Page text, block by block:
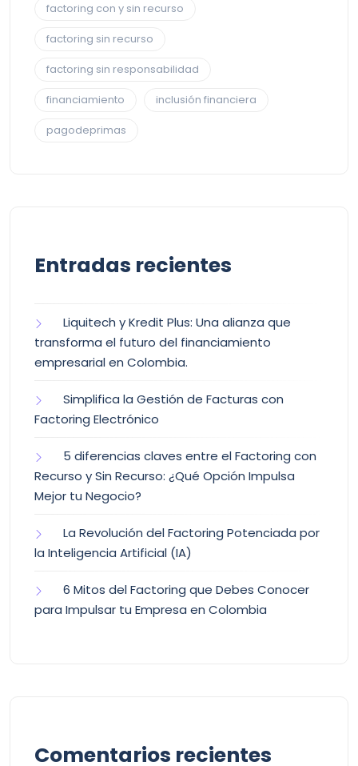
factoring con y sin recurso
factoring sin recurso
factoring sin responsabilidad
financiamiento
inclusión financiera
pagodeprimas
Entradas recientes
Liquitech y Kredit Plus: Una alianza que
transforma el futuro del financiamiento
empresarial en Colombia.
Simplifica la Gestión de Facturas con
Factoring Electrónico
5 diferencias claves entre el Factoring con
Recurso y Sin Recurso: ¿Qué Opción Impulsa
Mejor tu Negocio?
La Revolución del Factoring Potenciada por
la Inteligencia Artificial (IA)
6 Mitos del Factoring que Debes Conocer
para Impulsar tu Empresa en Colombia
Comentarios recientes